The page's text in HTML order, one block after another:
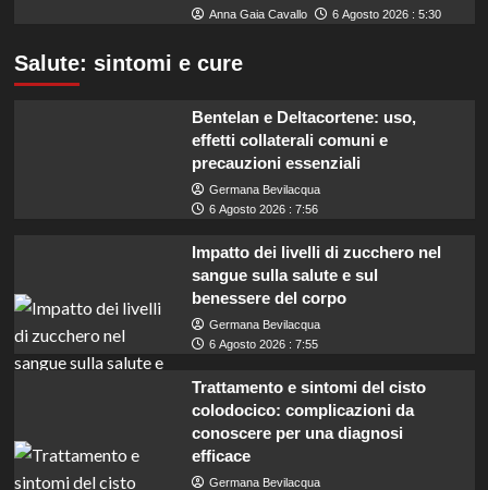
Anna Gaia Cavallo 6 Agosto 2026 : 5:30
Salute: sintomi e cure
Bentelan e Deltacortene: uso,
effetti collaterali comuni e
precauzioni essenziali
Germana Bevilacqua
6 Agosto 2026 : 7:56
Impatto dei livelli di zucchero nel
sangue sulla salute e sul
benessere del corpo
Germana Bevilacqua
6 Agosto 2026 : 7:55
Trattamento e sintomi del cisto
colodocico: complicazioni da
conoscere per una diagnosi
efficace
Germana Bevilacqua